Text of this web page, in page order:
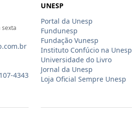
sexta
4343
UNESP
Portal da Unesp
Fundunesp
Fundação Vunesp
Instituto Confúcio na Unesp
Universidade do Livro
Jornal da Unesp
Loja Oficial Sempre Unesp